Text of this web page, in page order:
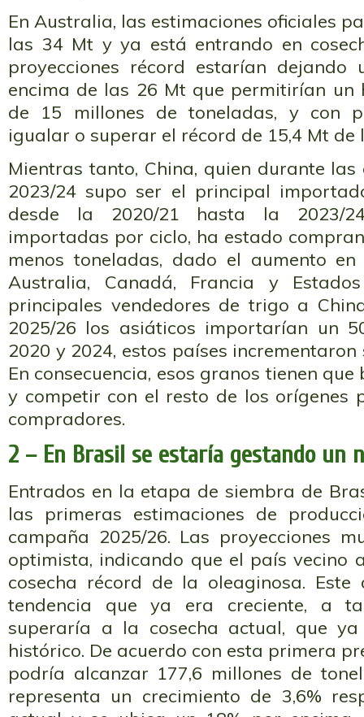
En Australia, las estimaciones oficiales
las 34 Mt y ya está entrando en
proyecciones récord estarían
encima de las 26 Mt que permitirían un
de 15 millones de toneladas, y con
igualar o superar el récord de 15,4 Mt de
Mientras tanto, China, quien durante
2023/24 supo ser el principal
desde la 2020/21 hasta la 2023/
importadas por ciclo, ha estado
menos toneladas, dado el aumento
Australia, Canadá, Francia y
principales vendedores de trigo a
2025/26 los asiáticos importarían un
2020 y 2024, estos países
En consecuencia, esos granos tienen
y competir con el resto de los orígenes
compradores.
2 – En Brasil se estaría gestando un
Entrados en la etapa de siembra de
las primeras estimaciones de
campaña 2025/26. Las proyecciones
optimista, indicando que el país vecino
cosecha récord de la oleaginosa.
tendencia que ya era creciente, a
superaría a la cosecha actual, que
histórico. De acuerdo con esta primera
podría alcanzar 177,6 millones de
representa un crecimiento de 3,6%